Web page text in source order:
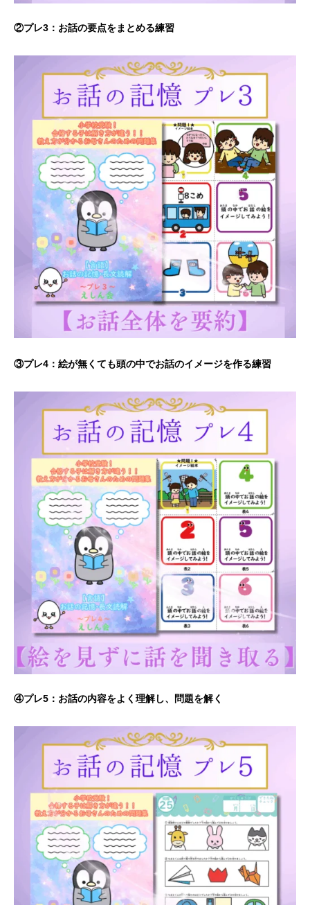
②プレ3：お話の要点をまとめる練習
③プレ4：絵が無くても頭の中でお話のイメージを作る練習
④プレ5：お話の内容をよく理解し、問題を解く